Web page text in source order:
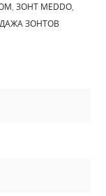
, ЗОНТ MEDDO,
ЗОНТОВ